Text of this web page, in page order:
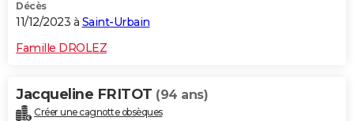
Décès
11/12/2023 à Saint-Urbain
Famille DROLEZ
Jacqueline FRITOT (94 ans)
Créer une cagnotte obsèques